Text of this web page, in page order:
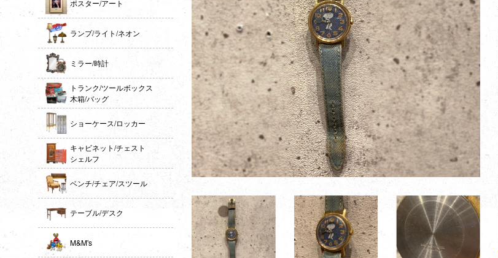
ポスター/アート
ランプ/ライト/ネオン
ミラー/時計
トランク/ツールボックス
木箱/バッグ
ショーケース/ロッカー
キャビネット/チェスト
シェルフ
ベンチ/チェア/スツール
テーブル/デスク
M&M's